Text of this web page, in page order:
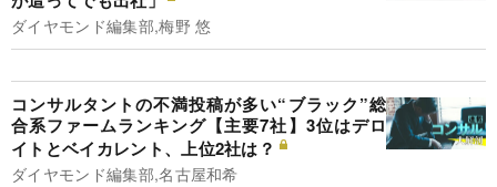
ダイヤモンド編集部,梅野 悠
コンサルタントの不満投稿が多い“ブラック”総
合系ファームランキング【主要7社】3位はデロ
イトとベイカレント、上位2社は？
ダイヤモンド編集部,名古屋和希